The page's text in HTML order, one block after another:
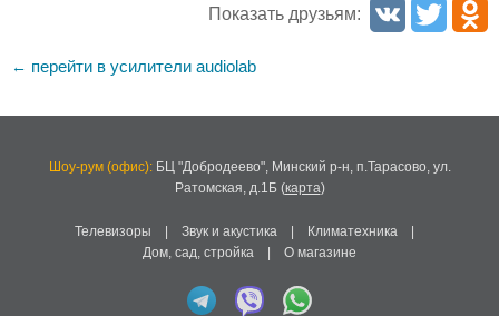
Показать друзьям:
← перейти в усилители audiolab
Шоу-рум (офис):БЦ "Добродеево", Минский р-н, п.Тарасово, ул.
Ратомская, д.1Б(карта)
Телевизоры Звук и акустика Климатехника
Дом, сад, стройка
О магазине